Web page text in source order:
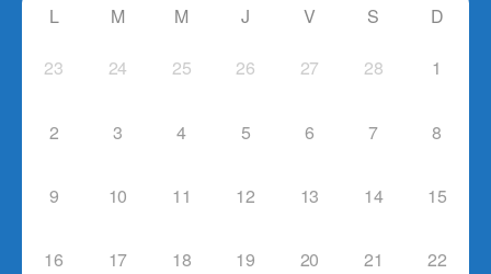
L M M J V S D
23 24 25 26 27 28 1
2 3 4 5 6 7 8
9 10 11 12 13 14 15
16 17 18 19 20 21 22